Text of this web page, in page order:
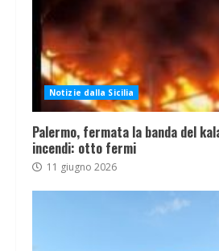
Notizie dalla Sicilia
Palermo, fermata la banda del
incendi: otto fermi
11 giugno 2026